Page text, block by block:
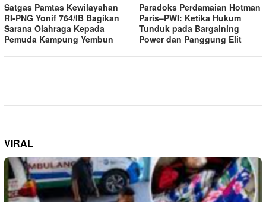
Satgas Pamtas Kewilayahan
RI-PNG Yonif 764/IB Bagikan
Sarana Olahraga Kepada
Pemuda Kampung Yembun
Paradoks Perdamaian Hotman
Paris–PWI: Ketika Hukum
Tunduk pada Bargaining
Power dan Panggung Elit
VIRAL